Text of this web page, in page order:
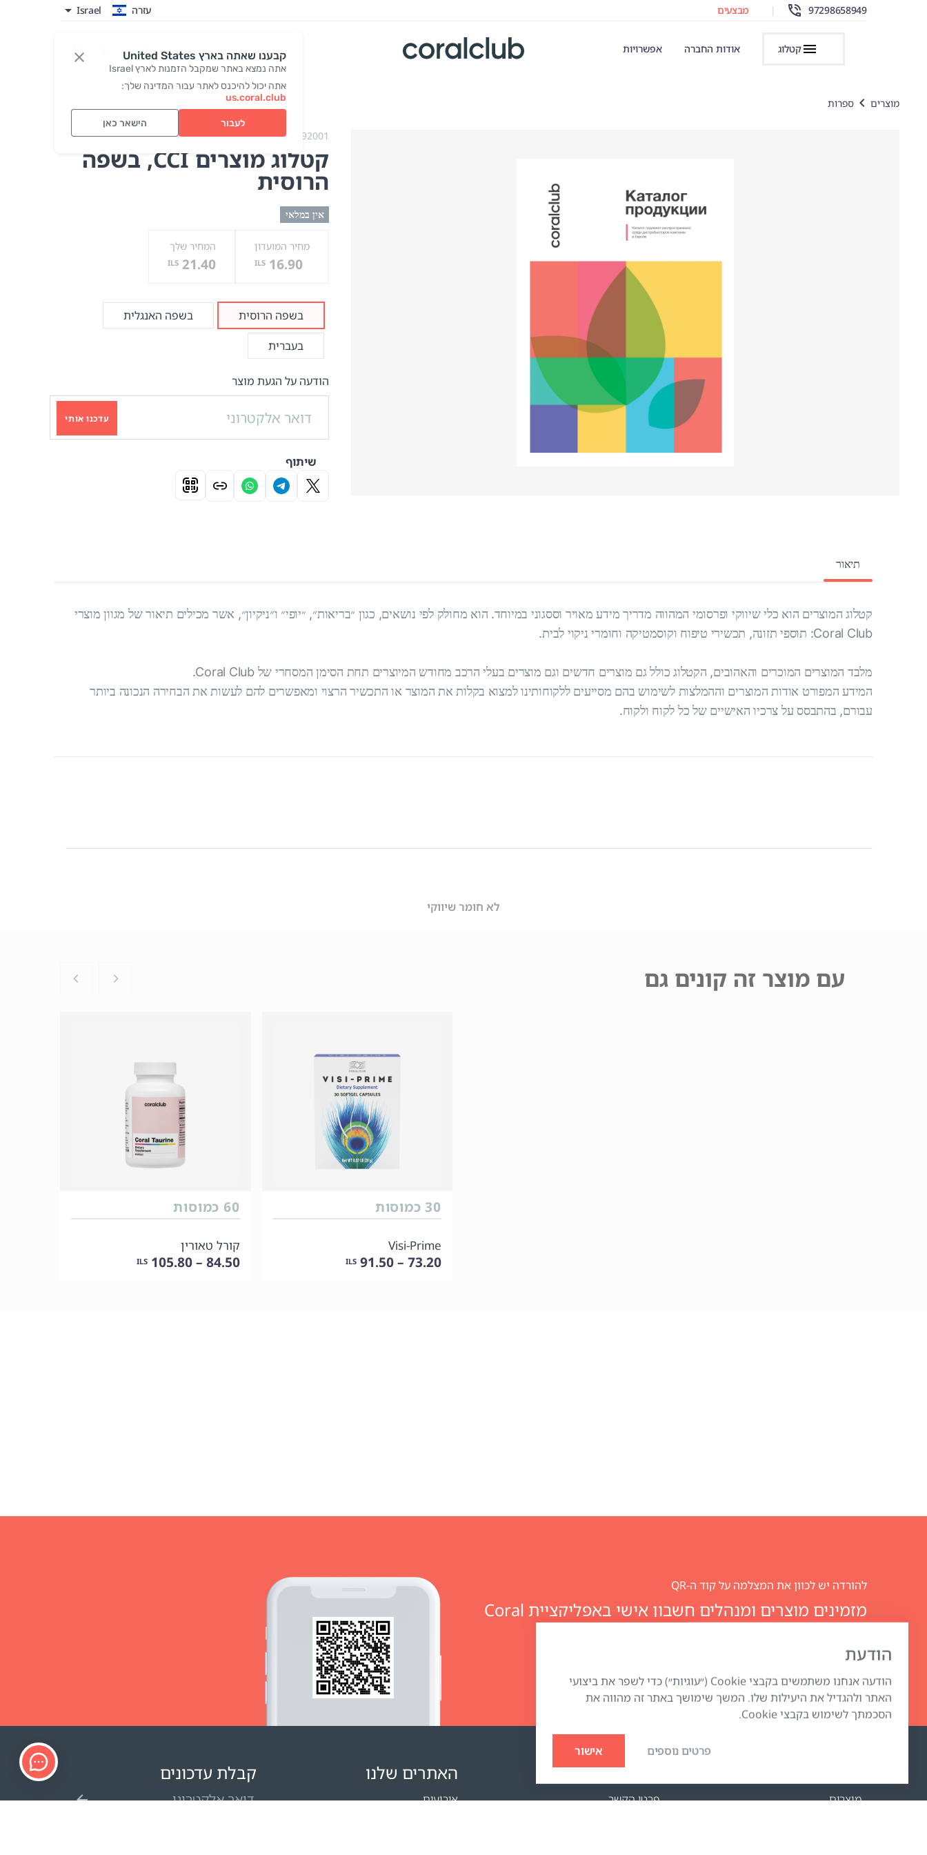
קבענו שאתה בארץ United States
אתה נמצא באתר שמקבל הזמנות לארץ Israel
אתה יכול להיכנס לאתר עבור המדינה שלך:
us.coral.club
לעבור הישאר כאן
97298658949
| מבצעים עזרה Israel
קטלוג אודות החברה אפשרויות כניסה
מוצרים ספרות
#92001,
Product catalog CCI
קטלוג מוצרים CCI , בשפה
הרוסית
אין במלאי
מחיר המועדון
16.90
ILS
המחיר שלך
21.40
ILS
בשפה הרוסית
בשפה האנגלית
בעברית
הודעה על הגעת מוצר
עדכנו אותי
שיתוף
תיאור
קטלוג המוצרים הוא כלי שיווקי ופרסומי המהווה מדריך מידע מאויר וססגוני במיוחד. הוא מחולק לפי נושאים, כגון ״בריאות״, ״יופי״ ו״ניקיון״, אשר מכילים תיאור של מגוון מוצרי
Coral Club: תוספי תזונה, תכשירי טיפוח וקוסמטיקה וחומרי ניקוי לבית.
מלבד המוצרים המוכרים והאהובים, הקטלוג כולל גם מוצרים חדשים וגם מוצרים בעלי הרכב מחודש המיוצרים תחת הסימן המסחרי של Coral Club.
המידע המפורט אודות המוצרים וההמלצות לשימוש בהם מסייעים ללקוחותינו למצוא בקלות את המוצר או התכשיר הרצוי ומאפשרים להם לעשות את הבחירה הנכונה ביותר
עבורם, בהתבסס על צרכיו האישיים של כל לקוח ולקוח.
לא חומר שיווקי
עם מוצר זה קונים גם
60 כמוסות
קורל טאורין
84.50 – 105.80
ILS
30 כמוסות
Visi-Prime
73.20 – 91.50
ILS
הודעת
הודעה אנחנו משתמשים בקבצי Cookie (״עוגיות״) כדי לשפר את ביצועי
האתר ולהגדיל את היעילות שלו. המשך שימושך באתר זה מהווה את
הסכמתך לשימוש בקבצי Cookie.
פרטים נוספים אישור
להורדה יש לכוון את המצלמה על קוד ה-QR
מזמינים מוצרים ומנהלים חשבון אישי באפליקציית Coral
מוצרים
תמיכה
פרטי הקשר
האתרים שלנו
אירועים
קבלת עדכונים